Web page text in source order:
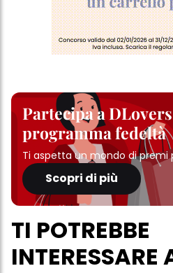
Partecipa a
programma fedeltà
Ti aspetta un mondo di premi
Scopri di più
TI POTREBBE
INTERESSARE